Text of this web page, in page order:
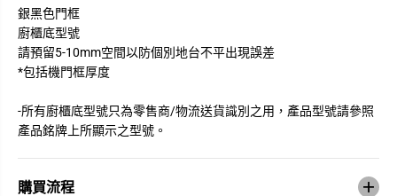
銀黑色門框
廚櫃底型號
請預留5-10mm空間以防個別地台不平出現誤差
*包括機門框厚度
-所有廚櫃底型號只為零售商/物流送貨識別之用，產品型號請參照
產品銘牌上所顯示之型號。
購買流程